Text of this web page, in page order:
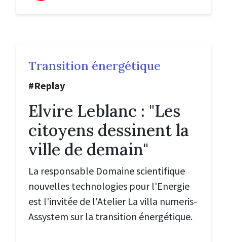
Transition énergétique
#Replay
Elvire Leblanc : "Les
citoyens dessinent la
ville de demain"
La responsable Domaine scientifique
nouvelles technologies pour l'Energie
est l'invitée de l'Atelier La villa numeris-
Assystem sur la transition énergétique.